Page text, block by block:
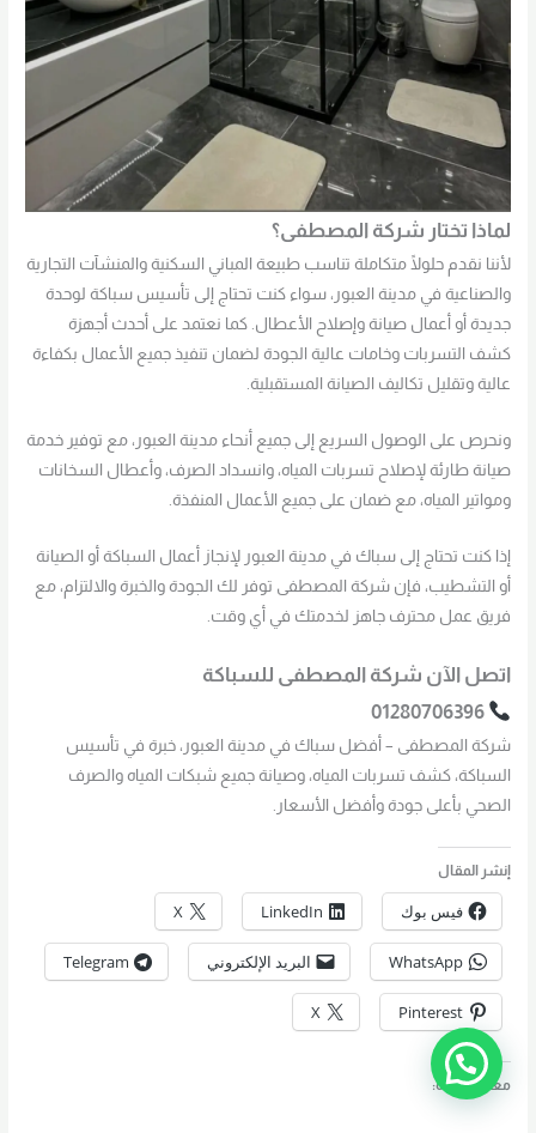
لماذا تختار شركة المصطفى؟
لأننا نقدم حلولًا متكاملة تناسب طبيعة المباني السكنية والمنشآت التجارية
والصناعية في مدينة العبور، سواء كنت تحتاج إلى تأسيس سباكة لوحدة
جديدة أو أعمال صيانة وإصلاح الأعطال. كما نعتمد على أحدث أجهزة
كشف التسربات وخامات عالية الجودة لضمان تنفيذ جميع الأعمال بكفاءة
عالية وتقليل تكاليف الصيانة المستقبلية.
ونحرص على الوصول السريع إلى جميع أنحاء مدينة العبور، مع توفير خدمة
صيانة طارئة لإصلاح تسربات المياه، وانسداد الصرف، وأعطال السخانات
ومواتير المياه، مع ضمان على جميع الأعمال المنفذة.
إذا كنت تحتاج إلى سباك في مدينة العبور لإنجاز أعمال السباكة أو الصيانة
أو التشطيب، فإن شركة المصطفى توفر لك الجودة والخبرة والالتزام، مع
فريق عمل محترف جاهز لخدمتك في أي وقت.
اتصل الآن شركة المصطفى للسباكة
01280706396
شركة المصطفى – أفضل سباك في مدينة العبور، خبرة في تأسيس
السباكة، كشف تسربات المياه، وصيانة جميع شبكات المياه والصرف
الصحي بأعلى جودة وأفضل الأسعار.
إنشر المقال
فيس بوك LinkedIn
X
WhatsApp البريد الإلكتروني Telegram
Pinterest
X
معجب بهذه: